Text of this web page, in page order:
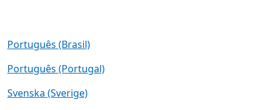
Português (Brasil)
Português (Portugal)
Svenska (Sverige)